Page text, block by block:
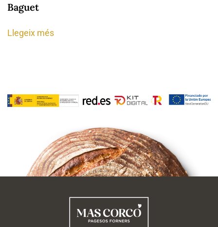
Baguet
Llegeix més